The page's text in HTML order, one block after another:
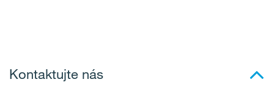
Kontaktujte nás